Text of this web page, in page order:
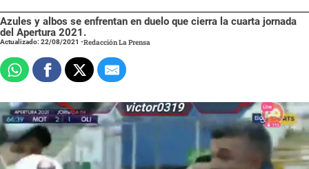
Azules y albos se enfrentan en duelo que cierra la cuarta jornada
del Apertura 2021.
Actualizado: 22/08/2021 -Redacción La Prensa